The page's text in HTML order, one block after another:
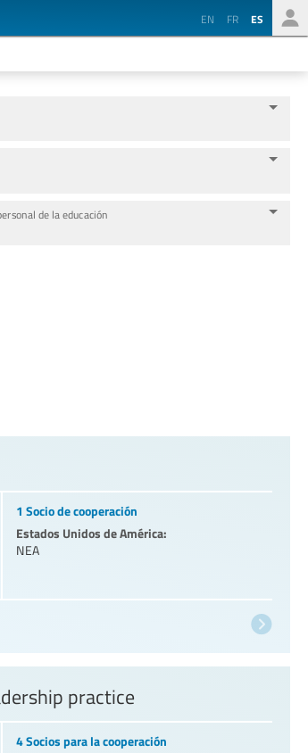
EN FR ES
de la educación
1 Socio de cooperación
Estados Unidos de América:
NEA
practice
4 Socios para la cooperación